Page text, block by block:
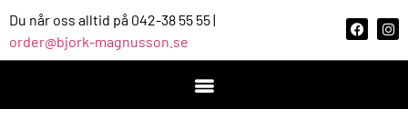
Du når oss alltid på 042-38 55 55 |
order@bjork-magnusson.se